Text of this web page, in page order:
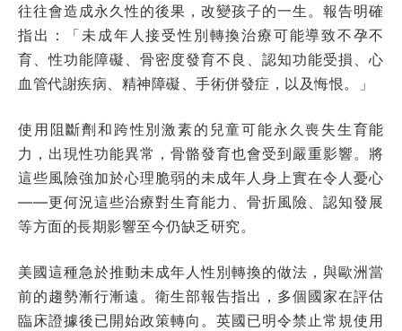
往往會造成永久性的後果，改變孩子的一生。報告明確
指出：「未成年人接受性別轉換治療可能導致不孕不
育、性功能障礙、骨密度發育不良、認知功能受損、心
血管代謝疾病、精神障礙、手術併發症，以及悔恨。」
使用阻斷劑和跨性別激素的兒童可能永久喪失生育能
力，出現性功能異常，骨骼發育也會受到嚴重影響。將
這些風險強加於心理脆弱的未成年人身上實在令人憂心
——更何況這些治療對生育能力、骨折風險、認知發展
等方面的長期影響至今仍缺乏研究。
美國這種急於推動未成年人性別轉換的做法，與歐洲當
前的趨勢漸行漸遠。衛生部報告指出，多個國家在評估
臨床證據後已開始政策轉向。英國已明令禁止常規使用